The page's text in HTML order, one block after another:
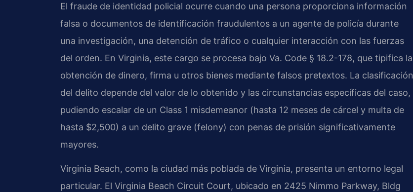
El fraude de identidad policial ocurre cuando una persona proporciona información
falsa o documentos de identificación fraudulentos a un agente de policía durante
una investigación, una detención de tráfico o cualquier interacción con las fuerzas
del orden. En Virginia, este cargo se procesa bajo Va. Code § 18.2-178, que tipifica la
obtención de dinero, firma u otros bienes mediante falsos pretextos. La clasificación
del delito depende del valor de lo obtenido y las circunstancias específicas del caso,
pudiendo escalar de un Class 1 misdemeanor (hasta 12 meses de cárcel y multa de
hasta $2,500) a un delito grave (felony) con penas de prisión significativamente
mayores.
Virginia Beach, como la ciudad más poblada de Virginia, presenta un entorno legal
particular. El Virginia Beach Circuit Court, ubicado en 2425 Nimmo Parkway, Bldg